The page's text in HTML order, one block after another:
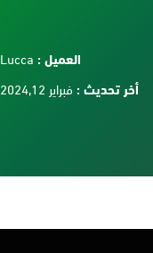
العميل :
أخر تحديث : فبراير 2024,12